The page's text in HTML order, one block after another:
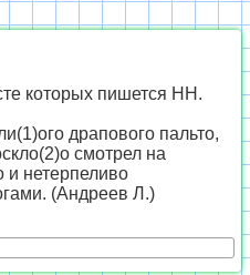
которых пишется НН.
драпового пальто,
смотрел на
и нетерпеливо
(Андреев Л.)